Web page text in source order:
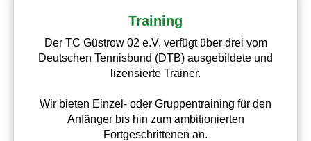
Training
Der TC Güstrow 02 e.V. verfügt über drei vom
Deutschen Tennisbund (DTB) ausgebildete und
lizensierte Trainer.
Wir bieten Einzel- oder Gruppentraining für den
Anfänger bis hin zum ambitionierten
Fortgeschrittenen an.